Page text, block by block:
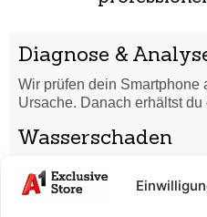
Diagnose &
Wir prüfen dein Smartphone
Ursache. Danach erhältst
Wasserschaden
Dein Smartphone hat
reinigen es gründlich und